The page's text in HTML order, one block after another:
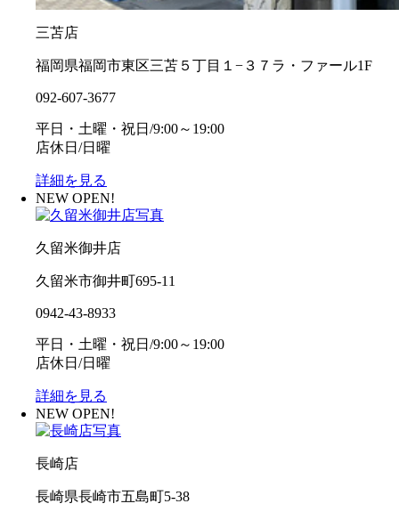
三苫店
福岡県福岡市東区三苫５丁目１−３７ラ・ファール1F
092-607-3677
平日・土曜・祝日/9:00～19:00
店休日/日曜
詳細を見る
NEW OPEN!
久留米御井店
久留米市御井町695-11
0942-43-8933
平日・土曜・祝日/9:00～19:00
店休日/日曜
詳細を見る
NEW OPEN!
長崎店
長崎県長崎市五島町5-38